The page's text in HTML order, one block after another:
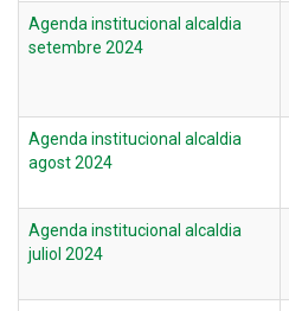
Agenda institucional alcaldia
setembre 2024
Agenda institucional alcaldia
agost 2024
Agenda institucional alcaldia
juliol 2024